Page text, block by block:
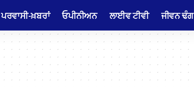
ਪਰਵਾਸੀ-ਖ਼ਬਰਾਂ ਓਪੀਨੀਅਨ ਲਾਈਵ ਟੀਵੀ ਜੀਵਨ ਢੰਗ